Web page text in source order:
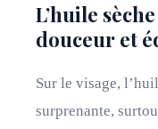
L’huile
douceur et
Sur le visage,
surprenante,